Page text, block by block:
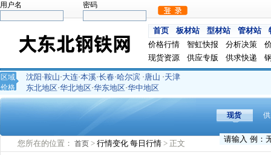
用户名 密码
首页 板材站 型材站 管材站
价格行情
智虹快报 分析决策
现货资源
供应专版 供求快递
区域
价格
沈阳 ·鞍山·大连·本溪·长春·哈尔滨 ·唐山 ·天津
东北地区·华北地区·华东地区·华中地区
现货
您所在的位置： 首页 > 行情变化 每日行情 > 正文